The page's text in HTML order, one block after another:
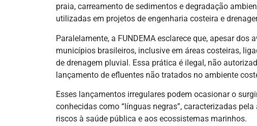
praia, carreamento de sedimentos e degradação
utilizadas em projetos de engenharia costeira e
Paralelamente, a FUNDEMA esclarece que, apesar
municípios brasileiros, inclusive em áreas costeiras,
de drenagem pluvial. Essa prática é ilegal, não
lançamento de efluentes não tratados no ambiente
Esses lançamentos irregulares podem ocasionar o
conhecidas como “línguas negras”, caracterizadas
riscos à saúde pública e aos ecossistemas marinhos.